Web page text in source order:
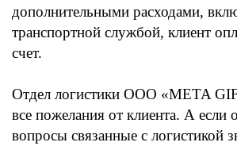
дополнительными расходами,
транспортной службой, клиент
счет.
Отдел логистики ООО «META
все пожелания от клиента. А если
вопросы связанные с логистикой